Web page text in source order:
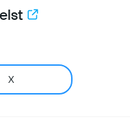
X